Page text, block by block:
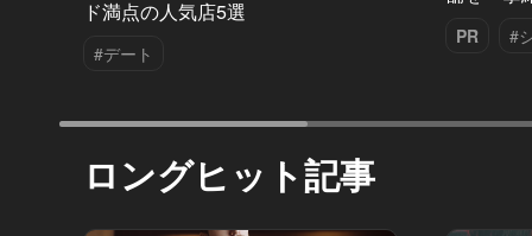
ド満点の人気店5選
#デート
PR #
ロングヒット記事